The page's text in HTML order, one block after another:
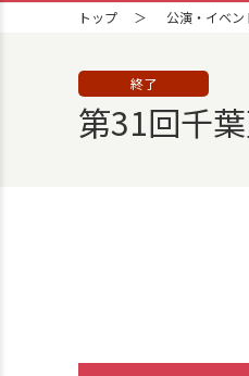
トップ 公演・イベン
終了
第31回千